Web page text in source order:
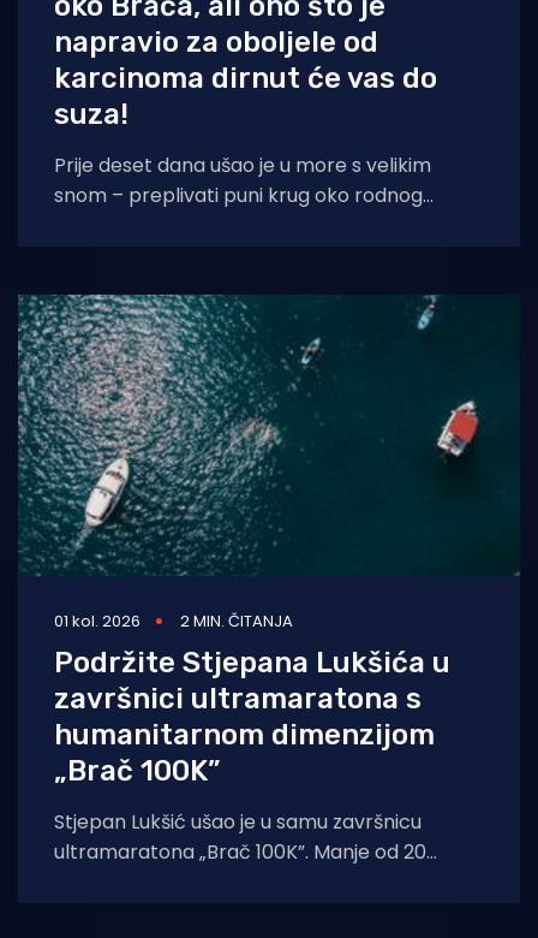
napravio za oboljele od
karcinoma dirnut će vas do
suza!
Prije deset dana ušao je u more s velikim
snom – preplivati puni krug oko rodnog
01 kol. 2026 2 MIN. ČITANJA
Podržite Stjepana Lukšića u
završnici ultramaratona s
humanitarnom dimenzijom
„Brač 100K”
Stjepan Lukšić ušao je u samu završnicu
ultramaratona „Brač 100K”. Manje od 20